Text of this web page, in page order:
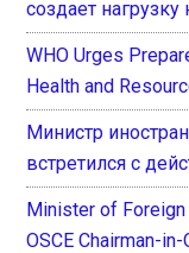
создает
WHO Urges
Health and
Министр
встретился с
Minister of
OSCE Chairman-